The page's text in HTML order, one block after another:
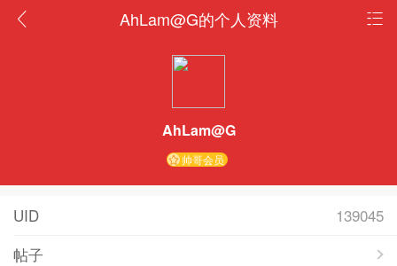
AhLam@G的个人资料
AhLam@G
帅哥会员
UID
139045
帖子